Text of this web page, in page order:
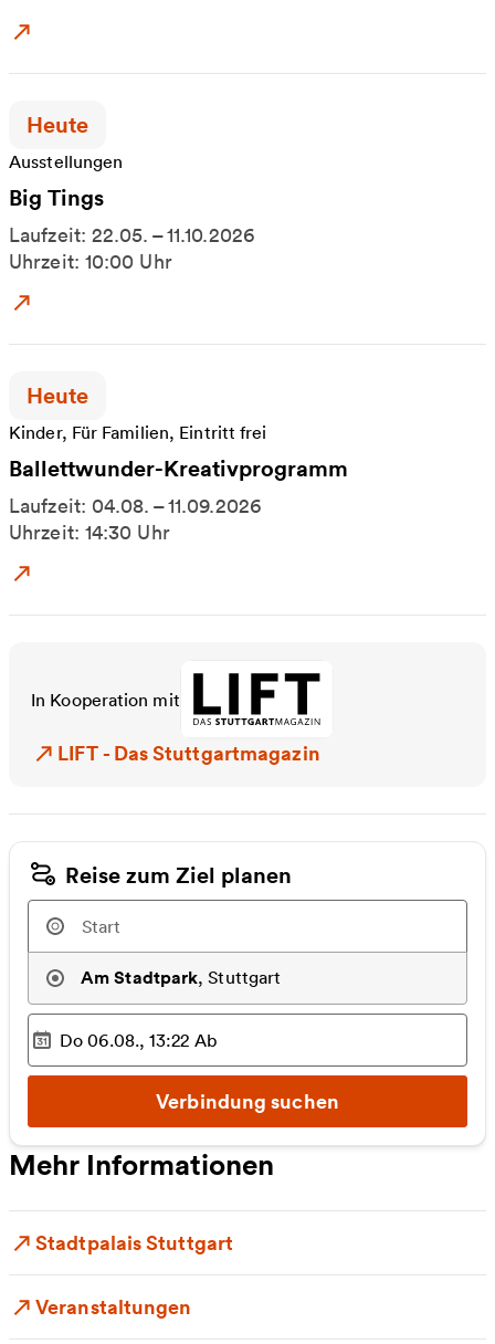
Zum Event: Ballettwunder
Zeitpunkt der Veranstaltung:
Heute
Ausstellungen
Big Tings
Laufzeit: 22.05. – 11.10.2026
Uhrzeit: 10:00 Uhr
Zum Event: Big Tings
Zeitpunkt der Veranstaltung:
Heute
Kinder, Für Familien, Eintritt frei
Ballettwunder-Kreativprogramm
Laufzeit: 04.08. – 11.09.2026
Uhrzeit: 14:30 Uhr
Zum Event: Ballettwunder-Kreativprogramm
In Kooperation mit
LIFT - Das Stuttgartmagazin
LIFT - Das Stuttgartmagazin
Reise zum Ziel planen
Am Stadtpark,Stuttgart
Ausgewählter Zeitpunkt
Do 06.08., 13:22 Ab
Verbindung suchen
Mehr Informationen
Stadtpalais Stuttgart
Veranstaltungen